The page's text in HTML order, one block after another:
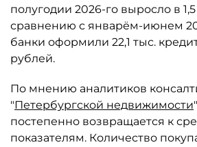
полугодии 2026-го выросло в
сравнению с январём-июнем
банки оформили 22,1 тыс.
рублей.
По мнению аналитиков
"Петербургской недвижимости
постепенно возвращается к
показателям. Количество